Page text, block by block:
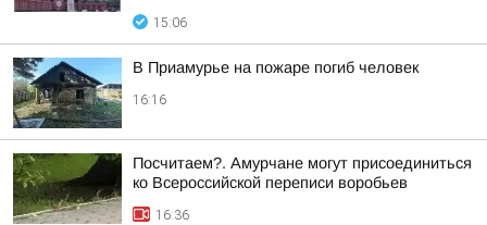
15:06
В Приамурье на пожаре погиб человек
16:16
Посчитаем?. Амурчане могут присоединиться
ко Всероссийской переписи воробьев
16:36